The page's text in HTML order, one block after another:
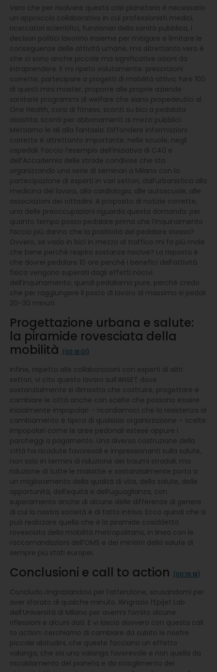
Vero che per risolvere questa crisi planetaria è necessario
un approccio collaborativo in cui professionisti medici,
ricercatori scientifici, funzionari della sanità pubblica, i
decisori politici lavorino insieme per mitigare e limitare le
conseguenze delle attività umane, ma altrettanto vero è
che ci sono anche piccole ma significative azioni da
intraprendere. E mi ripeto volutamente: prescrizioni
corrette, partecipare a progetti di mobilità attiva, fare 100
di questi mini master, proporre alle proprie aziende
sanitarie programmi di welfare che siano propedeutici al
One Health, corsi di fitness, sconti su bici a pedalata
assistita, sconti per abbonamenti ai mezzi pubblici.
Mettiamo le ali alla fantasia. Diffondere informazioni
corrette è altrettanto importante: nelle scuole, negli
ospedali. Faccio l’esempio dell’iniziativa di C40 e
dell’Accademia delle strade condivise che sta
organizzando una serie di seminari a Milano con la
partecipazione di esperti in vari settori, dall’urbanistica alla
medicina del lavoro, alla cardiologia, alle autoscuole, alle
associazioni dei cittadini. A proposito di notizie corrette,
una delle preoccupazioni riguarda questa domanda: per
quanto tempo posso pedalare prima che l’inquinamento
faccia più danno che la positività del pedalare stesso?
Ovvero, se vado in bici in mezzo al traffico mi fa più male
che bene perché respiro sostanze nocive? La risposta è
che dovrei pedalare 10 ore perché i benefici dell’attività
fisica vengono superati dagli effetti nocivi
dell’inquinamento; quindi pedaliamo pure, perché credo
che per raggiungere il posto di lavoro al massimo si pedali
20–30 minuti.
Progettazione urbana e salute:
la piramide rovesciata della
mobilità (00:18:01)
Infine, rispetto alle collaborazioni con esperti di altri
settori, vi cito questo lavoro sull’ANSET dove
sostanzialmente si dimostra che costruire, progettare e
cambiare le città anche con scelte che possono essere
inizialmente impopolari – ricordiamoci che la resistenza al
cambiamento è tipica di qualsiasi organizzazione – scelte
impopolari come le aree pedonali estese oppure i
parcheggi a pagamento. Una diversa costruzione della
città ha ricadute favorevoli e impressionanti sulla salute,
non solo in termini di riduzione dei traumi stradali, ma
riduzione di tutte le malattie e sostanzialmente porta a
un miglioramento della qualità di vita, della salute, delle
opportunità, dell’equità e dell’uguaglianza, con
superamento anche di alcune delle differenze di genere
di cui la nostra società è di fatto intrisa. Ecco quindi che si
può realizzare quella che è la piramide cosiddetta
rovesciata della mobilità metropolitana, in linea con le
raccomandazioni dell’OMS e dei ministri della salute di
sempre più stati europei.
Conclusioni e call to action (00:19:18)
Concludo ringraziandovi per l’attenzione, scusandomi per
aver sforato di qualche minuto. Ringrazio l’Epijet Lab
dell’Università di Milano per avermi fornito alcune
riflessioni e alcuni dati. E vi lascio davvero con questa call
to action: cerchiamo di cambiare da subito le nostre
piccole abitudini, che queste facciano un effetto
valanga, che sia una valanga favorevole e non quella da
riscaldamento del pianeta e da scioglimento dei